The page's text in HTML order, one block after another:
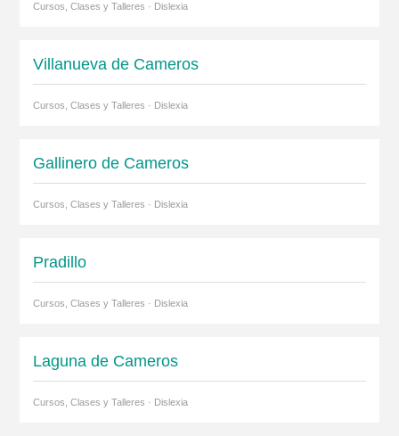
Cursos, Clases y Talleres · Dislexia
Villanueva de Cameros
Cursos, Clases y Talleres · Dislexia
Gallinero de Cameros
Cursos, Clases y Talleres · Dislexia
Pradillo
Cursos, Clases y Talleres · Dislexia
Laguna de Cameros
Cursos, Clases y Talleres · Dislexia